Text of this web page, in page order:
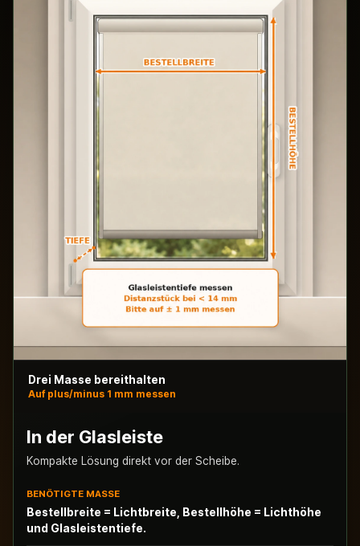
Drei Masse bereithalten
Auf plus/minus 1 mm messen
In der Glasleiste
Kompakte Lösung direkt vor der Scheibe.
BENÖTIGTE MASSE
Bestellbreite = Lichtbreite, Bestellhöhe = Lichthöhe
und Glasleistentiefe.